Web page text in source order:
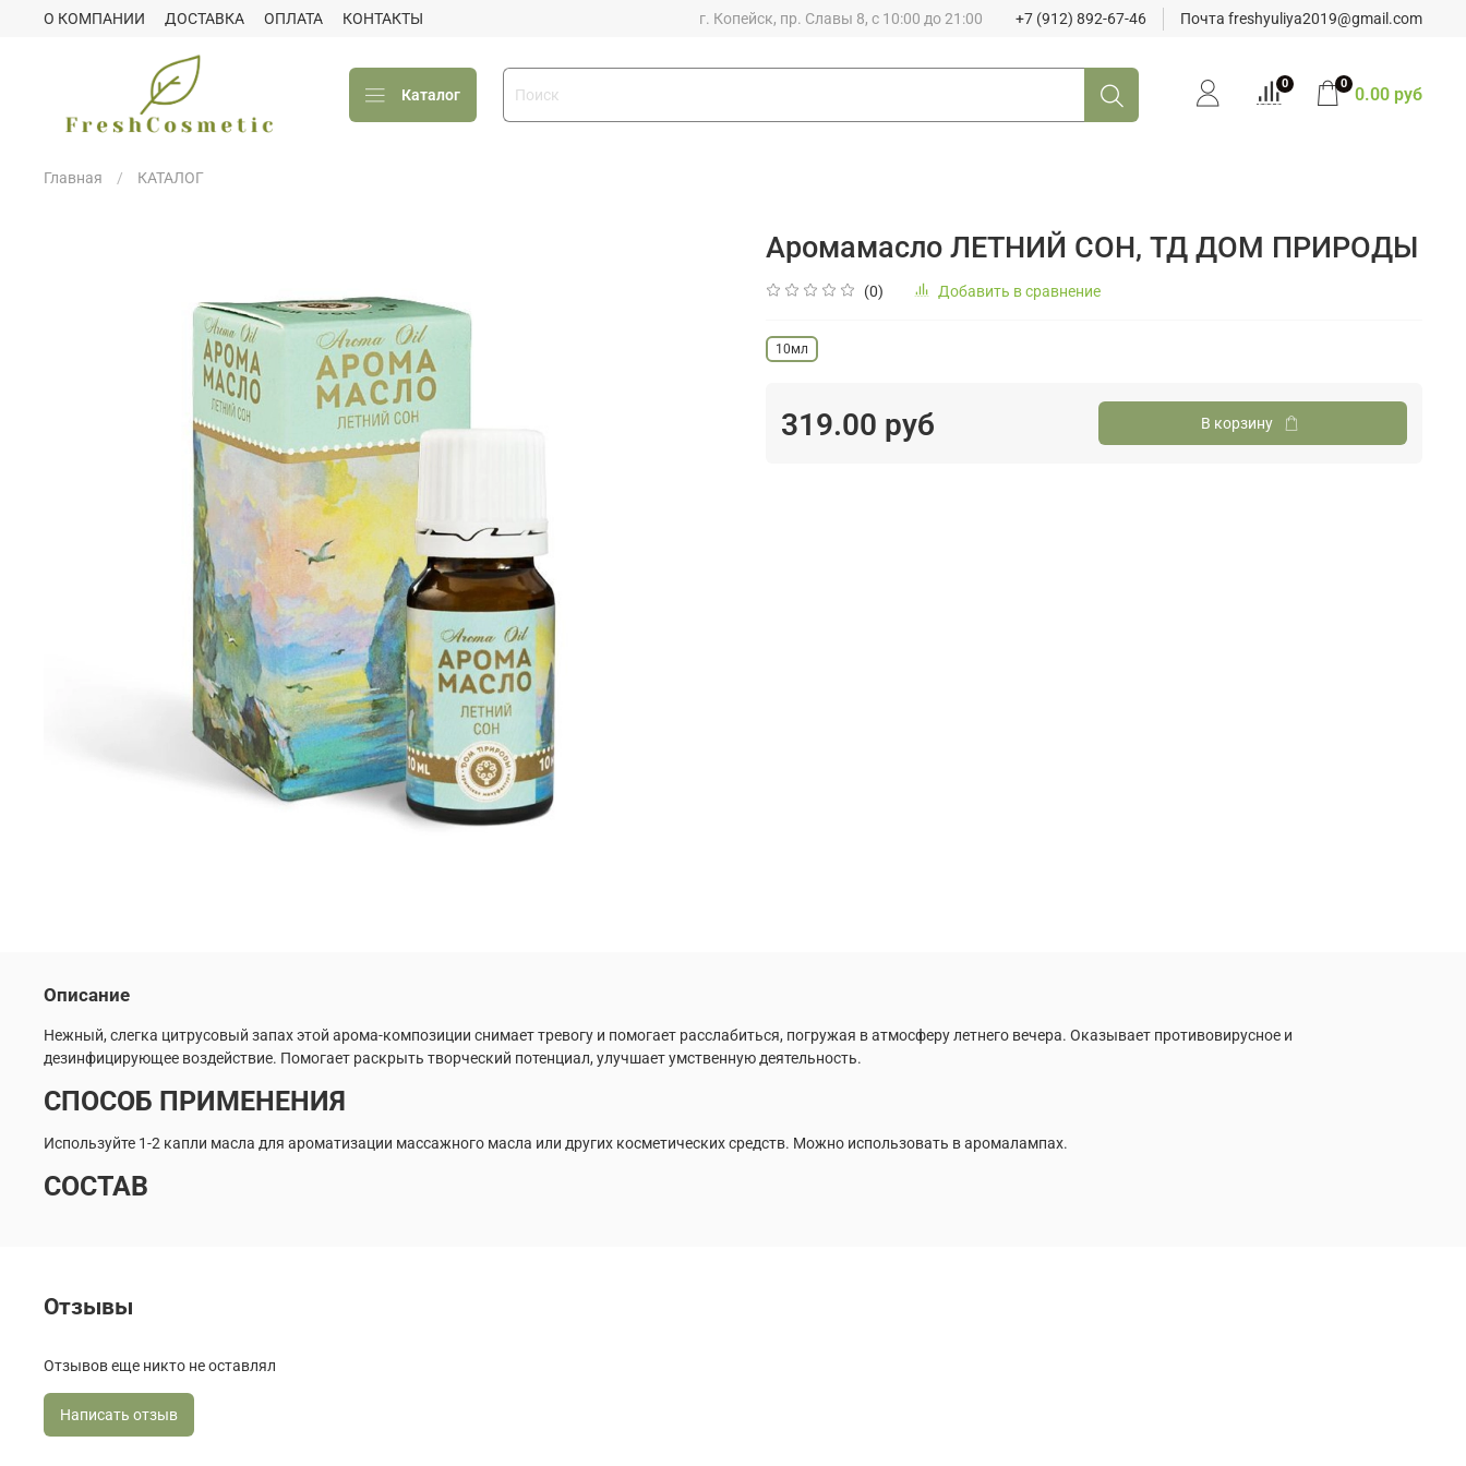
О КОМПАНИИ ДОСТАВКА ОПЛАТА КОНТАКТЫ г. Копейск, пр. Славы 8, с 10:00 до 21:00 +7 (912) 892-67-46 Почта freshyuliya2019@gmail.com
Каталог
0 0 0.00 руб
Главная КАТАЛОГ
Аромамасло ЛЕТНИЙ СОН, ТД ДОМ ПРИРОДЫ
(0) Добавить в сравнение
10мл
319.00 руб В корзину
Описание
Нежный, слегка цитрусовый запах этой арома-композиции снимает тревогу и помогает расслабиться, погружая в атмосферу летнего вечера. Оказывает противовирусное и
дезинфицирующее воздействие. Помогает раскрыть творческий потенциал, улучшает умственную деятельность.
СПОСОБ ПРИМЕНЕНИЯ
Используйте 1-2 капли масла для ароматизации массажного масла или других косметических средств. Можно использовать в аромалампах.
СОСТАВ
Отзывы
Отзывов еще никто не оставлял
Написать отзыв